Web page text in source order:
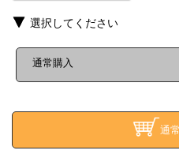
選択してください
通常購入
通